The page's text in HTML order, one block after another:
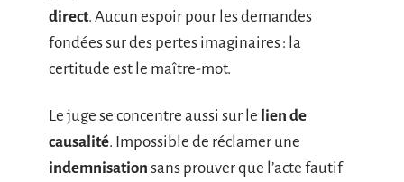
direct. Aucun espoir pour les demandes
fondées sur des pertes imaginaires : la
certitude est le maître-mot.
Le juge se concentre aussi sur le lien de
causalité. Impossible de réclamer une
indemnisation sans prouver que l’acte fautif